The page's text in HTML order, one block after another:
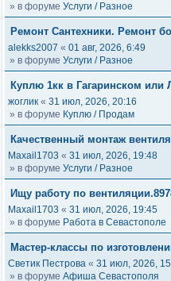
» в форуме Услуги / Разное
Ремонт Сантехники. Ремонт
alekks2007 « 01 авг, 2026, 6:49
» в форуме Услуги / Разное
Куплю 1кк в Гагаринском или
жоглик « 31 июл, 2026, 20:16
» в форуме Куплю / Продам
Качественный монтаж
Maxail1703 « 31 июл, 2026, 19:48
» в форуме Услуги / Разное
Ищу работу по
Maxail1703 « 31 июл, 2026, 19:45
» в форуме Работа в Севастополе
Мастер-классы по
Светик Пестрова « 31 июл, 2026,
» в форуме Афиша Севастополя